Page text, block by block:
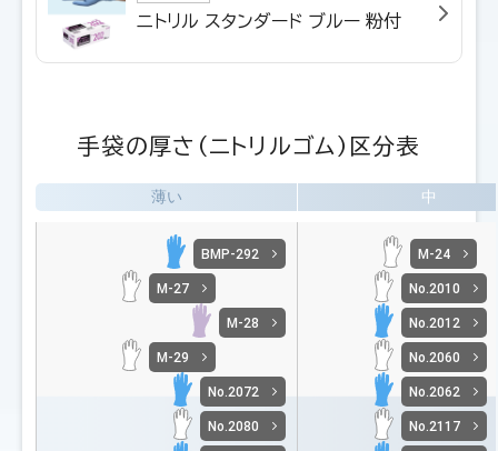
ニトリル スタンダード ブルー 粉付
手袋の厚さ（ニトリルゴム）区分表
薄い 中
BMP-292
M-27
M-28
M-29
No.2072
No.2080
M-24
No.2010
No.2012
No.2060
No.2062
No.2117